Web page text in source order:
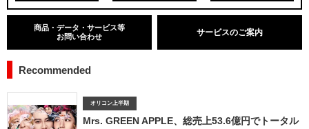
商品・データ・サービス等
お問い合わせ
サービスのご案内
Recommended
オリコン上半期
Mrs. GREEN APPLE、総売上53.6億円でトータル